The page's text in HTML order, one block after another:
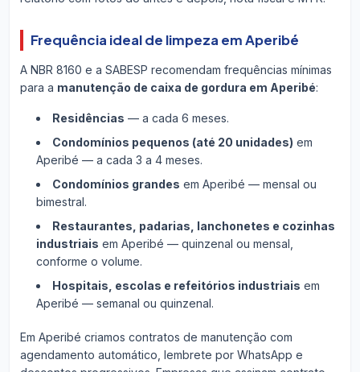
Frequência ideal de limpeza em Aperibé
A NBR 8160 e a SABESP recomendam frequências mínimas
para a manutenção de caixa de gordura em Aperibé:
Residências — a cada 6 meses.
Condomínios pequenos (até 20 unidades) em
Aperibé — a cada 3 a 4 meses.
Condomínios grandes em Aperibé — mensal ou
bimestral.
Restaurantes, padarias, lanchonetes e cozinhas
industriais em Aperibé — quinzenal ou mensal,
conforme o volume.
Hospitais, escolas e refeitórios industriais em
Aperibé — semanal ou quinzenal.
Em Aperibé criamos contratos de manutenção com
agendamento automático, lembrete por WhatsApp e